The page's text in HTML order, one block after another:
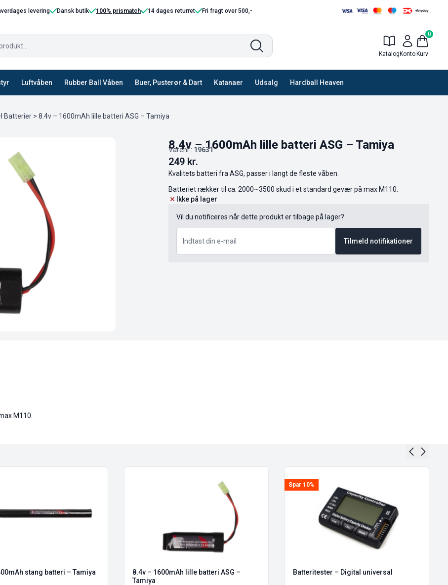
levering Dansk butik 100% prismatch 14 dages returret Fri fragt over 500,-
Katalog Konto
0
Kurv
Luftvåben Rubber Ball Våben Buer, Pusterør & Dart Katanaer Udsalg Hardball Heaven
Batterier > 8.4v – 1600mAh lille batteri ASG – Tamiya
8.4v – 1600mAh lille batteri ASG – Tamiya
Varenr.: 19631
249 kr.
Kvalitets batteri fra ASG, passer i langt de fleste våben.
Batteriet rækker til ca. 2000~3500 skud i et standard gevær på max M110.
Ikke på lager
Vil du notificeres når dette produkt er tilbage på lager?
Tilmeld notifikationer
M110.
stang batteri – Tamiya
8.4v – 1600mAh lille batteri ASG –
Tamiya
Spar 10%
Batteritester – Digital universal